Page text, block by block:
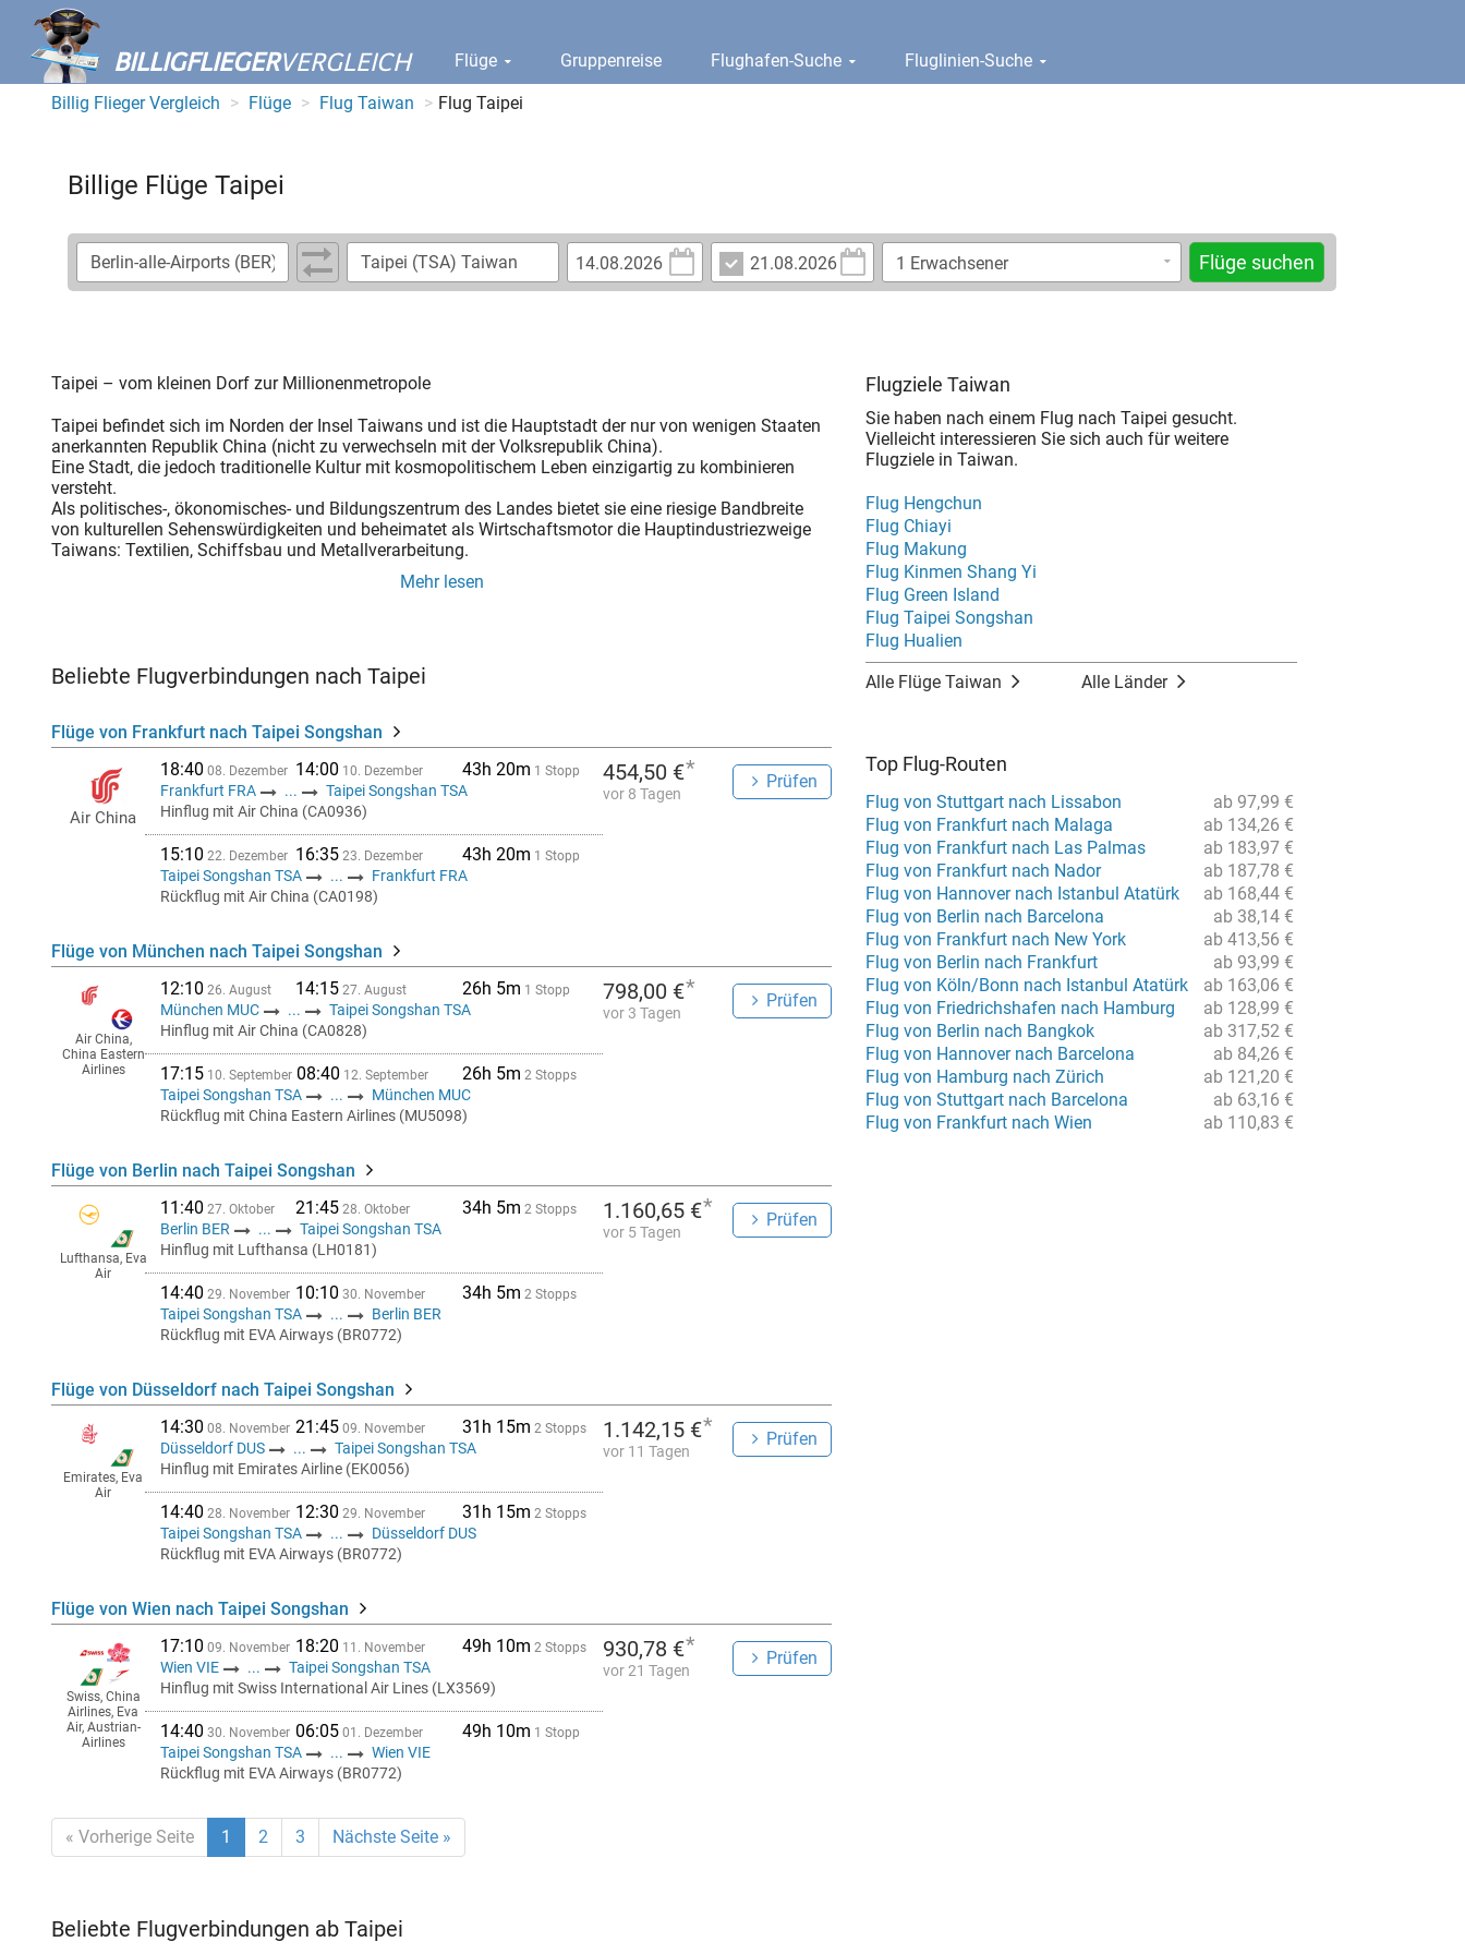
BILLIGFLIEGERVERGLEICH Flüge Gruppenreise Flughafen-Suche Fluglinien-Suche
Billig Flieger Vergleich Flüge Flug Taiwan Flug Taipei
Billige Flüge Taipei
Flüge suchen
Taipei – vom kleinen Dorf zur Millionenmetropole
Taipei befindet sich im Norden der Insel Taiwans und ist die Hauptstadt der nur von wenigen Staaten
anerkannten Republik China (nicht zu verwechseln mit der Volksrepublik China).
Eine Stadt, die jedoch traditionelle Kultur mit kosmopolitischem Leben einzigartig zu kombinieren
versteht.
Als politisches-, ökonomisches- und Bildungszentrum des Landes bietet sie eine riesige Bandbreite
von kulturellen Sehenswürdigkeiten und beheimatet als Wirtschaftsmotor die Hauptindustriezweige
Taiwans: Textilien, Schiffsbau und Metallverarbeitung.
Mehr lesen
Beliebte Flugverbindungen nach Taipei
Flüge von Frankfurt nach Taipei Songshan
18:40 08. Dezember 14:00 10. Dezember 43h 20m 1 Stopp
Frankfurt FRA ...
Taipei Songshan TSA
Hinflug mit Air China (CA0936)
15:10 22. Dezember 16:35 23. Dezember 43h 20m 1 Stopp
Taipei Songshan TSA ...
Frankfurt FRA
Rückflug mit Air China (CA0198)
Air China
454,50 €*
vor 8 Tagen
Prüfen
Flüge von München nach Taipei Songshan
12:10 26. August 14:15 27. August 26h 5m 1 Stopp
München MUC ...
Taipei Songshan TSA
Hinflug mit Air China (CA0828)
17:15 10. September 08:40 12. September 26h 5m 2 Stopps
Taipei Songshan TSA ...
München MUC
Rückflug mit China Eastern Airlines (MU5098)
Air China,
China Eastern
Airlines
798,00 €*
vor 3 Tagen
Prüfen
Flüge von Berlin nach Taipei Songshan
11:40 27. Oktober 21:45 28. Oktober 34h 5m 2 Stopps
Berlin BER ...
Taipei Songshan TSA
Hinflug mit Lufthansa (LH0181)
14:40 29. November 10:10 30. November 34h 5m 2 Stopps
Taipei Songshan TSA ...
Berlin BER
Rückflug mit EVA Airways (BR0772)
Lufthansa, Eva
Air
1.160,65 €*
vor 5 Tagen
Prüfen
Flüge von Düsseldorf nach Taipei Songshan
14:30 08. November 21:45 09. November 31h 15m 2 Stopps
Düsseldorf DUS ...
Taipei Songshan TSA
Hinflug mit Emirates Airline (EK0056)
14:40 28. November 12:30 29. November 31h 15m 2 Stopps
Taipei Songshan TSA ...
Düsseldorf DUS
Rückflug mit EVA Airways (BR0772)
Emirates, Eva
Air
1.142,15 €*
vor 11 Tagen
Prüfen
Flüge von Wien nach Taipei Songshan
17:10 09. November 18:20 11. November 49h 10m 2 Stopps
Wien VIE ...
Taipei Songshan TSA
Hinflug mit Swiss International Air Lines (LX3569)
14:40 30. November 06:05 01. Dezember 49h 10m 1 Stopp
Taipei Songshan TSA ...
Wien VIE
Rückflug mit EVA Airways (BR0772)
Swiss, China
Airlines, Eva
Air, Austrian-
Airlines
930,78 €*
vor 21 Tagen
Prüfen
« Vorherige Seite 1 2 3 Nächste Seite »
Beliebte Flugverbindungen ab Taipei
Flugziele Taiwan
Sie haben nach einem Flug nach Taipei gesucht.
Vielleicht interessieren Sie sich auch für weitere
Flugziele in Taiwan.
Flug Hengchun
Flug Chiayi
Flug Makung
Flug Kinmen Shang Yi
Flug Green Island
Flug Taipei Songshan
Flug Hualien
Alle Flüge Taiwan
Alle Länder
Top Flug-Routen
ab 97,99 €
Flug von Stuttgart nach Lissabon
ab 134,26 €
Flug von Frankfurt nach Malaga
ab 183,97 €
Flug von Frankfurt nach Las Palmas
ab 187,78 €
Flug von Frankfurt nach Nador
ab 168,44 €
Flug von Hannover nach Istanbul Atatürk
ab 38,14 €
Flug von Berlin nach Barcelona
ab 413,56 €
Flug von Frankfurt nach New York
ab 93,99 €
Flug von Berlin nach Frankfurt
ab 163,06 €
Flug von Köln/Bonn nach Istanbul Atatürk
ab 128,99 €
Flug von Friedrichshafen nach Hamburg
ab 317,52 €
Flug von Berlin nach Bangkok
ab 84,26 €
Flug von Hannover nach Barcelona
ab 121,20 €
Flug von Hamburg nach Zürich
ab 63,16 €
Flug von Stuttgart nach Barcelona
ab 110,83 €
Flug von Frankfurt nach Wien